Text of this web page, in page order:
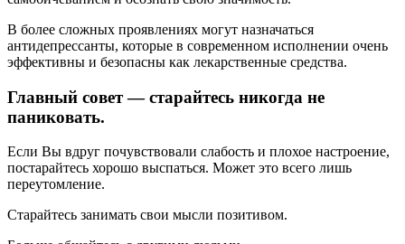
В более сложных проявлениях могут назначаться
антидепрессанты, которые в современном исполнении очень
эффективны и безопасны как лекарственные средства.
Главный совет — старайтесь никогда не
паниковать.
Если Вы вдруг почувствовали слабость и плохое настроение,
постарайтесь хорошо выспаться. Может это всего лишь
переутомление.
Старайтесь занимать свои мысли позитивом.